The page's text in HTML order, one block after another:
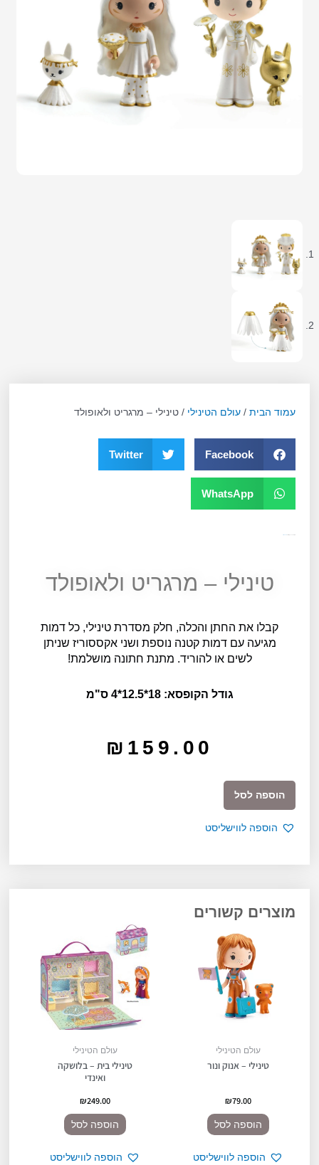
עמוד הבית /עולם הטינילי / טינילי – מרגריט ולאופולד
Facebook
Twitter
WhatsApp
טינילי – מרגריט ולאופולד
קבלו את החתן והכלה, חלק מסדרת טינילי, כל דמות
מגיעה עם דמות קטנה נוספת ושני אקססוריז שניתן
לשים או להוריד. מתנת חתונה מושלמת!
גודל הקופסא: 18*12.5*4 ס"מ
₪ 159.00
ולאופולד
הוספה לסל
הוספה לווישליסט
מוצרים קשורים
עולם הטינילי
טינילי – אנוק ונור
₪79.00
הוספה לסל
הוספה לווישליסט
עולם הטינילי
טינילי בית – בלושקה
ואינדי
₪249.00
הוספה לסל
הוספה לווישליסט